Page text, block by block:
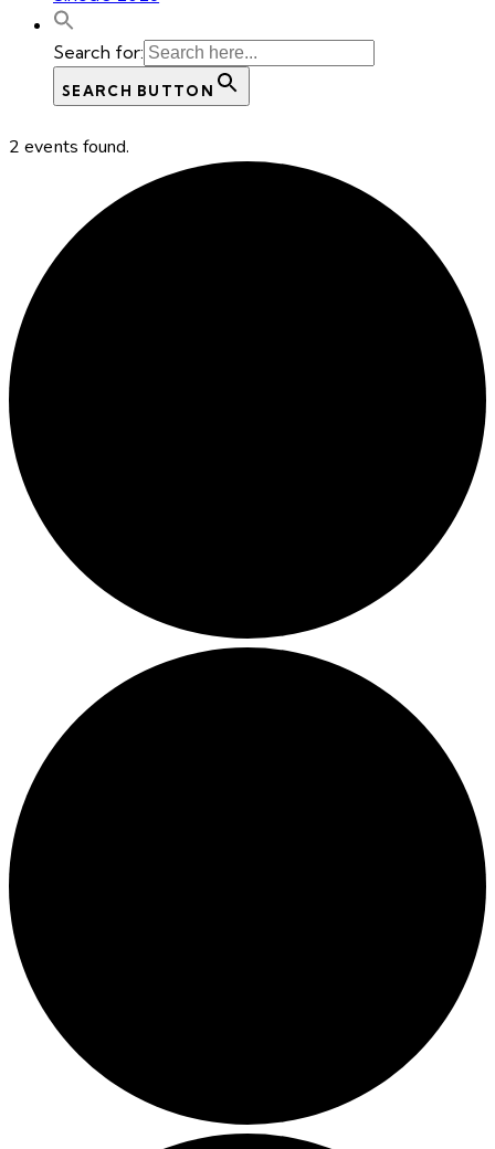
Search for:
SEARCH BUTTON
2 events found.